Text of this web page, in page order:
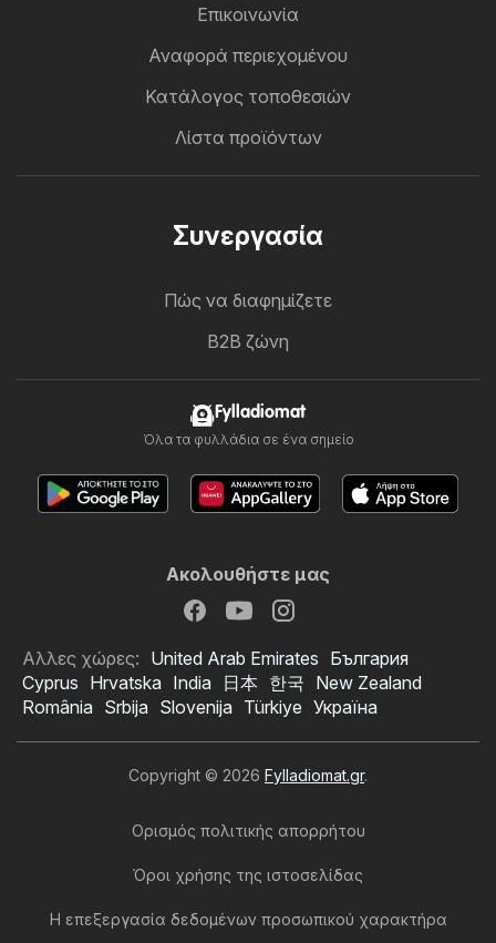
Χαλκιαδάκης φυλλάδιο
Επικοινωνία
Αναφορά περιεχομένου
Κατάλογος τοποθεσιών
Λίστα προϊόντων
Συνεργασία
Πώς να διαφημίζετε
B2B ζώνη
Fylladiomat
Όλα τα φυλλάδια σε ένα σημείο
Ακολουθήστε μας
Αλλες χώρες: United Arab Emirates България
Cyprus Hrvatska India 日本 한국 New Zealand
România Srbija Slovenija Türkiye Україна
Copyright © 2026 Fylladiomat.gr.
Ορισμός πολιτικής απορρήτου
Όροι χρήσης της ιστοσελίδας
Η επεξεργασία δεδομένων προσωπικού χαρακτήρα